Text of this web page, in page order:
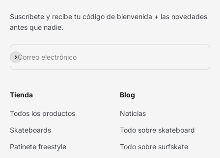
Suscríbete y recibe tu código de bienvenida + las novedades
antes que nadie.
Correo electrónico
Suscribirse
Tienda
Todos los productos
Skateboards
Patinete freestyle
Blog
Noticias
Todo sobre skateboard
Todo sobre surfskate